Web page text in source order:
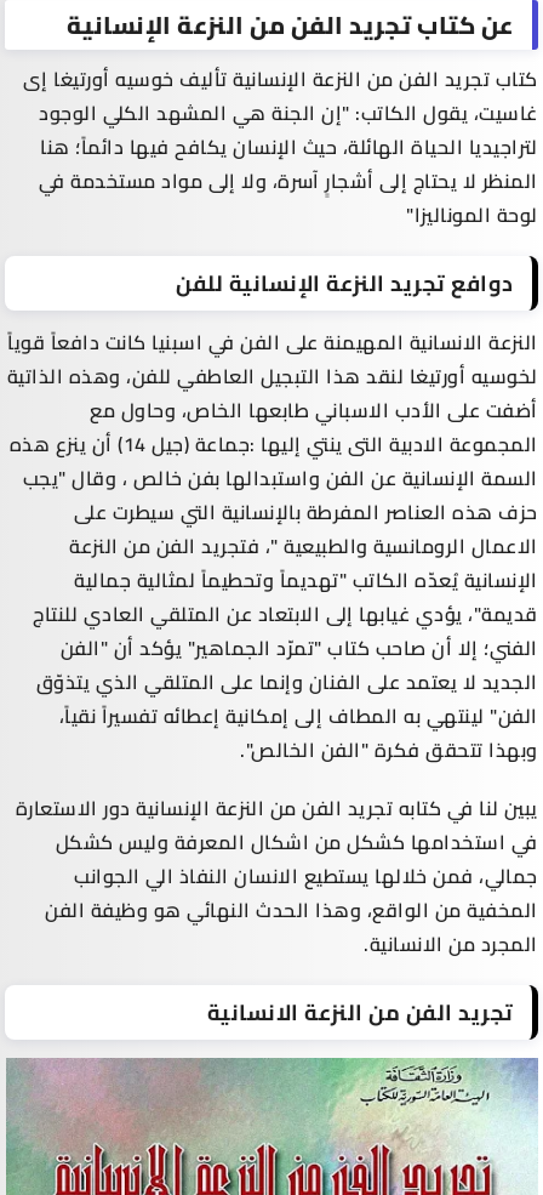
عن كتاب تجريد الفن من النزعة الإنسانية
كتاب تجريد الفن من النزعة الإنسانية تأليف خوسيه أورتيغا إى
غاسيت، يقول الكاتب: "إن الجنة هي المشهد الكلي الوجود
لتراجيديا الحياة الهائلة، حيث الإنسان يكافح فيها دائماً؛ هنا
المنظر لا يحتاج إلى أشجارٍ آسرة، ولا إلى مواد مستخدمة في
لوحة الموناليزا"
دوافع تجريد النزعة الإنسانية للفن
النزعة الانسانية المهيمنة على الفن في اسبنيا كانت دافعاً قوياً
لخوسيه أورتيغا لنقد هذا التبجيل العاطفي للفن، وهذه الذاتية
أضفت على الأدب الاسباني طابعها الخاص، وحاول مع
المجموعة الادبية التى ينتي إليها :جماعة (جيل 14) أن ينزع هذه
السمة الإنسانية عن الفن واستبدالها بفن خالص ، وقال "يجب
حزف هذه العناصر المفرطة بالإنسانية التي سيطرت على
الاعمال الرومانسية والطبيعية "، فتجريد الفن من النزعة
الإنسانية يُعدّه الكاتب "تهديماً وتحطيماً لمثالية جمالية
قديمة"، يؤدي غيابها إلى الابتعاد عن المتلقي العادي للنتاج
الفني؛ إلا أن صاحب كتاب "تمرّد الجماهير" يؤكد أن "الفن
الجديد لا يعتمد على الفنان وإنما على المتلقي الذي يتذوّق
الفن" لينتهي به المطاف إلى إمكانية إعطائه تفسيراً نقياً،
وبهذا تتحقق فكرة "الفن الخالص".
يبين لنا في كتابه تجريد الفن من النزعة الإنسانية دور الاستعارة
في استخدامها كشكل من اشكال المعرفة وليس كشكل
جمالي، فمن خلالها يستطيع الانسان النفاذ الي الجوانب
المخفية من الواقع، وهذا الحدث النهائي هو وظيفة الفن
المجرد من الانسانية.
تجريد الفن من النزعة الانسانية